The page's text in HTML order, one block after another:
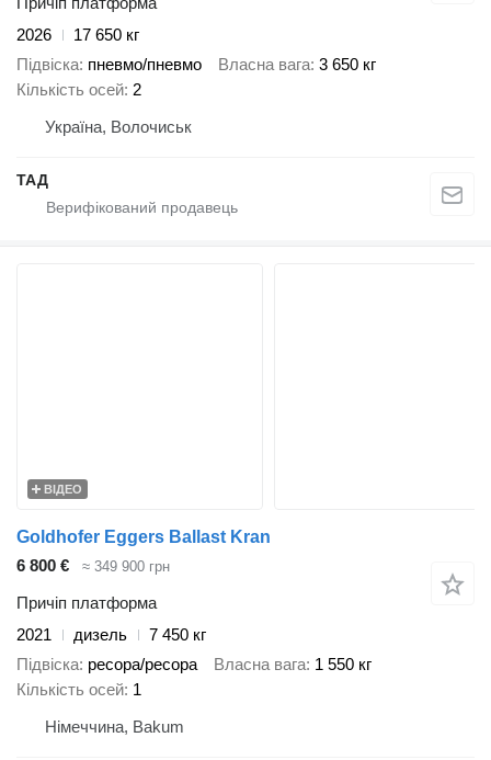
2026
17 650 кг
Підвіска пневмо/пневмо Власна вага 3 650 кг
Кількість осей 2
Україна, Волочиськ
ТАД
ВІДЕО
Goldhofer Eggers Ballast Kran
6 800 €
≈ 349 900 грн
Причіп платформа
2021
дизель
7 450 кг
Підвіска ресора/ресора Власна вага 1 550 кг
Кількість осей 1
Німеччина, Bakum